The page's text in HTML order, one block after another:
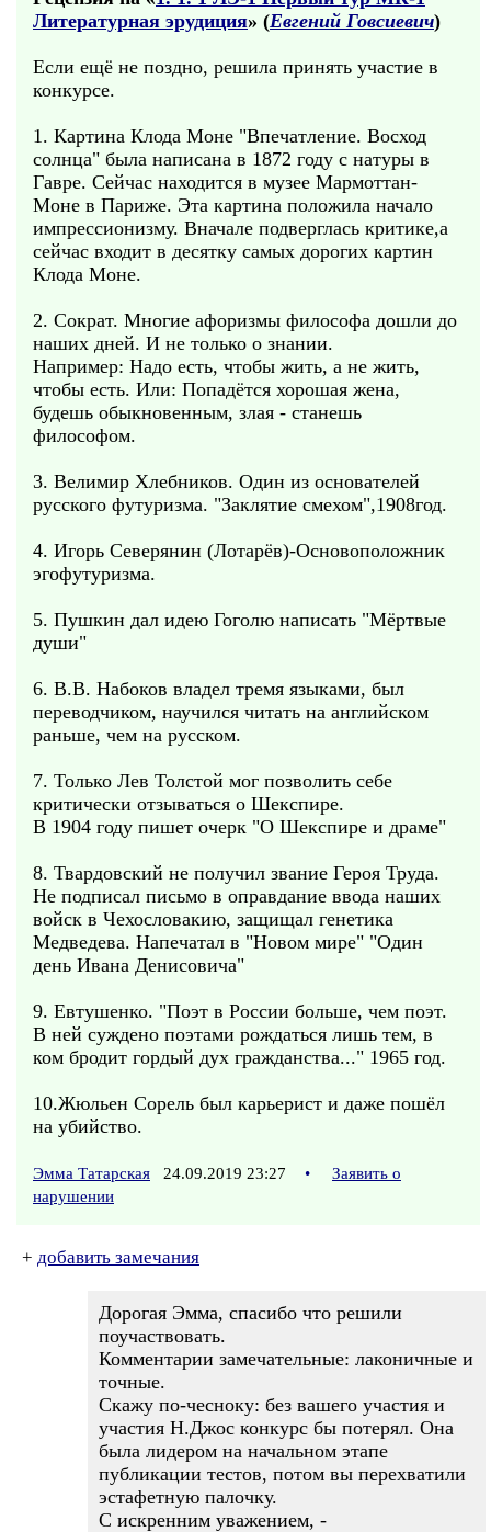
Литературная эрудиция» (Евгений Говсиевич)
Если ещё не поздно, решила принять участие в
конкурсе.
1. Картина Клода Моне "Впечатление. Восход
солнца" была написана в 1872 году с натуры в
Гавре. Сейчас находится в музее Мармоттан-
Моне в Париже. Эта картина положила начало
импрессионизму. Вначале подверглась критике,а
сейчас входит в десятку самых дорогих картин
Клода Моне.
2. Сократ. Многие афоризмы философа дошли до
наших дней. И не только о знании.
Например: Надо есть, чтобы жить, а не жить,
чтобы есть. Или: Попадётся хорошая жена,
будешь обыкновенным, злая - станешь
философом.
3. Велимир Хлебников. Один из основателей
русского футуризма. "Заклятие смехом",1908год.
4. Игорь Северянин (Лотарёв)-Основоположник
эгофутуризма.
5. Пушкин дал идею Гоголю написать "Мёртвые
души"
6. В.В. Набоков владел тремя языками, был
переводчиком, научился читать на английском
раньше, чем на русском.
7. Только Лев Толстой мог позволить себе
критически отзываться о Шекспире.
В 1904 году пишет очерк "О Шекспире и драме"
8. Твардовский не получил звание Героя Труда.
Не подписал письмо в оправдание ввода наших
войск в Чехословакию, защищал генетика
Медведева. Напечатал в "Новом мире" "Один
день Ивана Денисовича"
9. Евтушенко. "Поэт в России больше, чем поэт.
В ней суждено поэтами рождаться лишь тем, в
ком бродит гордый дух гражданства..." 1965 год.
10.Жюльен Сорель был карьерист и даже пошёл
на убийство.
Эмма Татарская 24.09.2019 23:27 •
Заявить о
нарушении
+ добавить замечания
Дорогая Эмма, спасибо что решили
поучаствовать.
Комментарии замечательные: лаконичные и
точные.
Скажу по-чесноку: без вашего участия и
участия Н.Джос конкурс бы потерял. Она
была лидером на начальном этапе
публикации тестов, потом вы перехватили
эстафетную палочку.
С искренним уважением, -